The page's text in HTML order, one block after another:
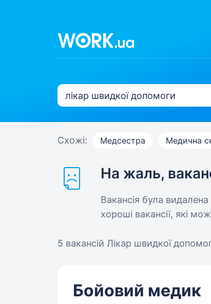
Схожі: Медсестра Медична
На жаль,
Вакансія була
хороші вакансії, які
5 вакансій Лікар швидкої
Бойовий медик